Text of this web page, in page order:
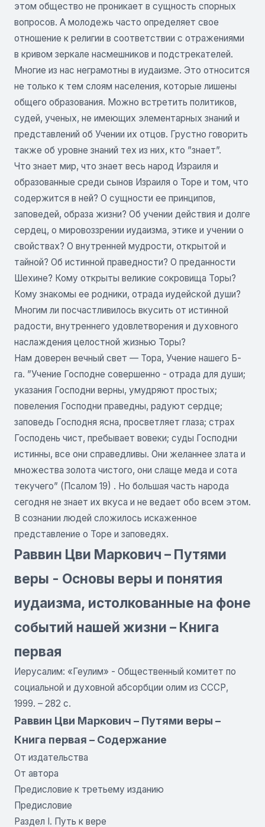
этом общество не проникает в сущность спорных
вопросов. А молодежь часто определяет свое
отношение к религии в соответствии с отражениями
в кривом зеркале насмешников и подстрекателей.
Многие из нас неграмотны в иудаизме. Это относится
не только к тем слоям населения, которые лишены
общего образования. Можно встретить политиков,
судей, ученых, не имеющих элементарных знаний и
представлений об Учении их отцов. Грустно говорить
также об уровне знаний тех из них, кто ”знает”.
Что знает мир, что знает весь народ Израиля и
образованные среди сынов Израиля о Торе и том, что
содержится в ней? О сущности ее принципов,
заповедей, образа жизни? Об учении действия и долге
сердец, о мировоззрении иудаизма, этике и учении о
свойствах? О внутренней мудрости, открытой и
тайной? Об истинной праведности? О преданности
Шехине? Кому открыты великие сокровища Торы?
Кому знакомы ее родники, отрада иудейской души?
Многим ли посчастливилось вкусить от истинной
радости, внутреннего удовлетворения и духовного
наслаждения целостной жизнью Торы?
Нам доверен вечный свет — Тора, Учение нашего Б-
га. ”Учение Господне совершенно - отрада для души;
указания Господни верны, умудряют простых;
повеления Господни праведны, радуют сердце;
заповедь Господня ясна, просветляет глаза; страх
Господень чист, пребывает вовеки; суды Господни
истинны, все они справедливы. Они желаннее злата и
множества золота чистого, они слаще меда и сота
текучего” (Псалом 19) . Но большая часть народа
сегодня не знает их вкуса и не ведает обо всем этом.
В сознании людей сложилось искаженное
представление о Торе и заповедях.
Раввин Цви Маркович – Путями
веры - Основы веры и понятия
иудаизма, истолкованные на фоне
событий нашей жизни – Книга
первая
Иерусалим: «Геулим» - Общественный комитет по
социальной и духовной абсорбции олим из СССР,
1999. – 282 с.
Раввин Цви Маркович – Путями веры –
Книга первая – Содержание
От издательства
От автора
Предисловие к третьему изданию
Предисловие
Раздел I. Путь к вере